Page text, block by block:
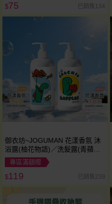
$75 已銷售134
御衣坊~JOGUMAN 花漾香氛 沐
浴露(柚花物語)／洗髮露(青蘋微
語) (1000ml) 款式可選
專區滿額贈
$119 已銷售239